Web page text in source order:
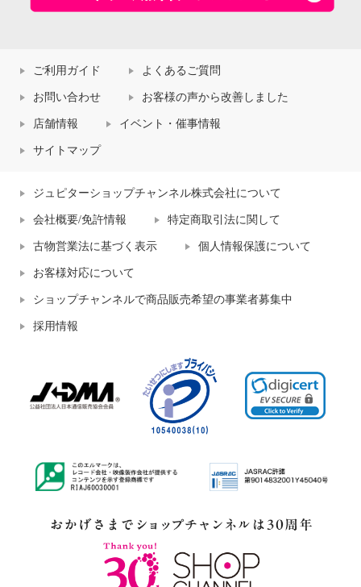
ご利用ガイド よくあるご質問
お問い合わせ お客様の声から改善しました
店舗情報 イベント・催事情報
サイトマップ
ジュピターショップチャンネル株式会社について
会社概要/免許情報 特定商取引法に関して
古物営業法に基づく表示 個人情報保護について
お客様対応について
ショップチャンネルで商品販売希望の事業者募集中
採用情報